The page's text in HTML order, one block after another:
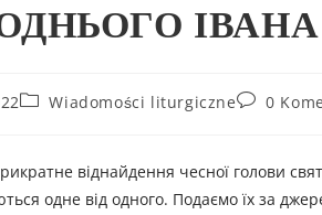
ІВАНА
Wiadomości liturgiczne 0
віднайдення чесної голови
одне від одного. Подаємо їх за